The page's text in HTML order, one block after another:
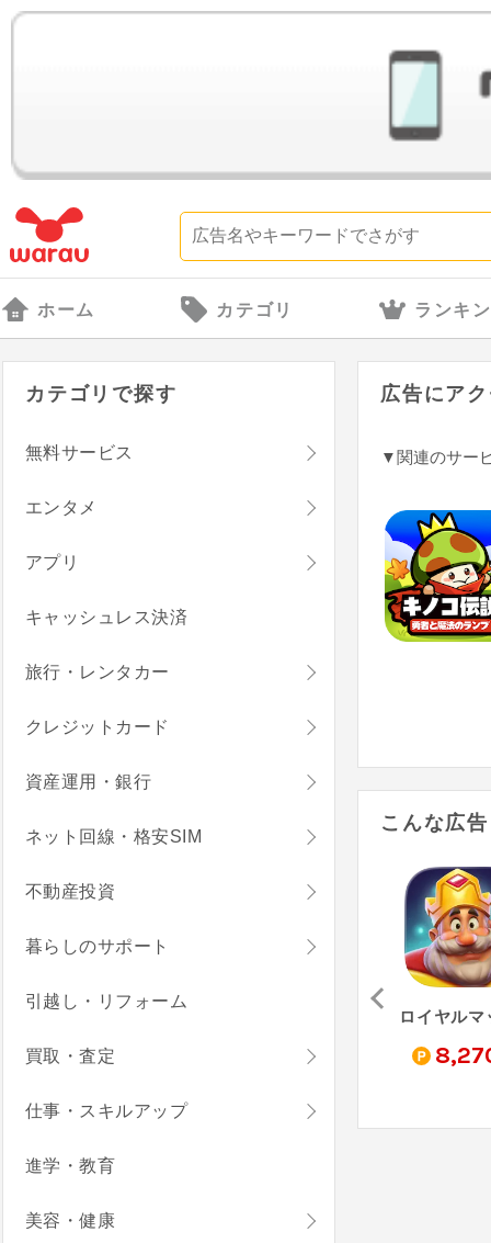
ホーム カテゴリ ランキ
広告にア
▼関連のサー
こんな広
14,520 10,510
カテゴリで探す
無料サービス
エンタメ
アプリ
キャッシュレス決済
旅行・レンタカー
クレジットカード
資産運用・銀行
ネット回線・格安SIM
不動産投資
暮らしのサポート
引越し・リフォーム
買取・査定
仕事・スキルアップ
進学・教育
美容・健康